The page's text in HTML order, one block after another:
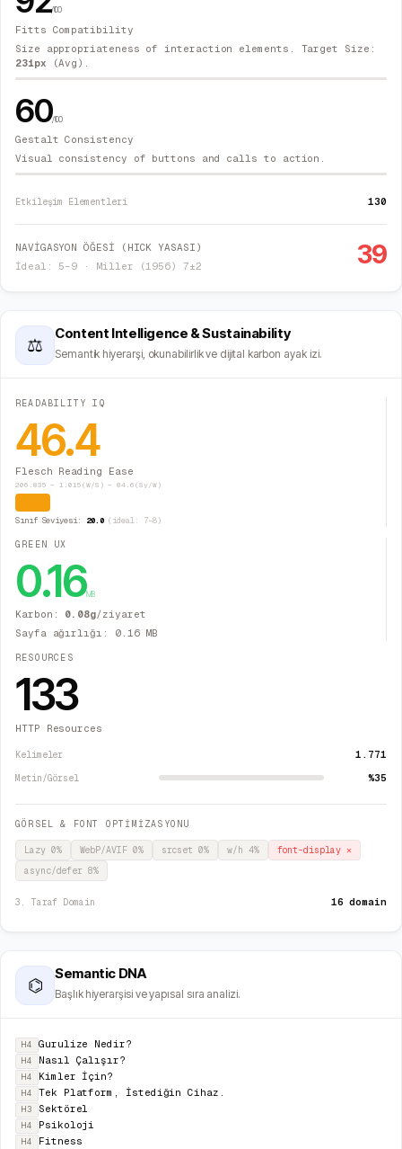
/100
Fitts Compatibility
Size appropriateness of interaction elements. Target Size:
231px (Avg).
60/100
Gestalt Consistency
Visual consistency of buttons and calls to action.
Etkileşim Elementleri 130
NAVİGASYON ÖĞESİ (HICK YASASI)
İdeal: 5–9 · Miller (1956) 7±2
39
⚖
Content Intelligence & Sustainability
Semantik hiyerarşi, okunabilirlik ve dijital karbon ayak izi.
READABILITY IQ
46.4
Flesch Reading Ease
206.835 − 1.015(W/S) − 84.6(Sy/W)
Sınıf Seviyesi: 20.0(ideal: 7–8)
GREEN UX
0.16MB
Karbon: 0.08g/ziyaret
Sayfa ağırlığı: 0.16MB
RESOURCES
133
HTTP Resources
Kelimeler 1.771
Metin/Görsel %35
GÖRSEL & FONT OPTİMİZASYONU
Lazy 0% WebP/AVIF 0% srcset0% w/h 4% font-display ✕
async/defer8%
3. Taraf Domain 16 domain
⌬
Semantic DNA
Başlık hiyerarşisi ve yapısal sıra analizi.
H4 Gurulize Nedir?
H4 Nasıl Çalışır?
H4 Kimler İçin?
H4 Tek Platform, İstediğin Cihaz.
H3 Sektörel
H4 Psikoloji
H4 Fitness